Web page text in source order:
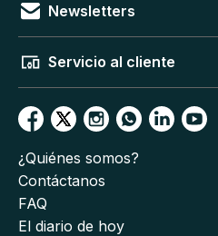
Newsletters
Servicio al cliente
¿Quiénes somos?
Contáctanos
FAQ
El diario de hoy